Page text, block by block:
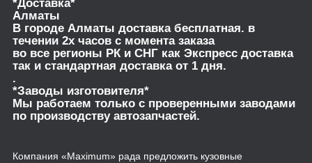
*Доставка*
Алматы
В городе Алматы доставка бесплатная. в
течении 2х часов с момента заказа
во все регионы РК и СНГ как Экспресс доставка
так и стандартная доставка от 1 дня.
.
*Заводы изготовителя*
Мы работаем только с проверенными заводами
по производству автозапчастей.
Компания «Maximum» рада предложить кузовные